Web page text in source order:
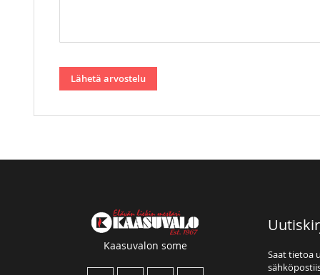
Lähetä arvostelu
Kaasuvalon some
Saat tietoa